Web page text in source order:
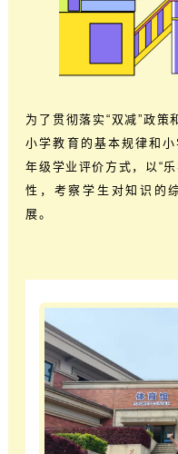
为了贯彻落实“双减”政策
小学教育的基本规律和
年级学业评价方式，以“
性，考察学生对知识的
展。